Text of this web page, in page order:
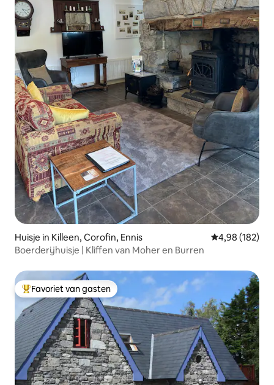
Huisje in Killeen, Corofin, Ennis Gemiddelde
4,98 (182)
Boerderijhuisje | Kliffen van Moher en Burren
Topfavoriet van gasten
Favoriet van gasten